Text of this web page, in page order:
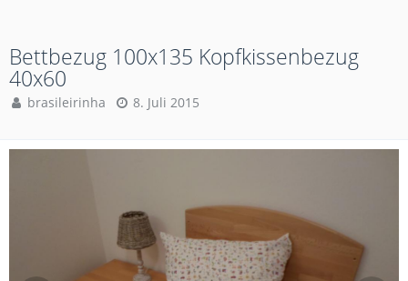
Bettbezug 100x135 Kopfkissenbezug
40x60
brasileirinha 8. Juli 2015